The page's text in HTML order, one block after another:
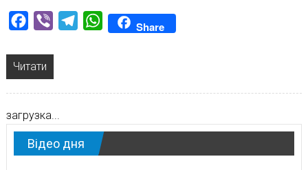
Facebook
Viber TelegramWhatsAppShare
Читати
загрузка...
Відео дня